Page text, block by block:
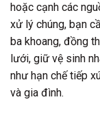
hoặc cạnh các
xử lý chúng, bạn
ba khoang, đồng
lưới, giữ vệ sinh
như hạn chế tiếp
và gia đình.